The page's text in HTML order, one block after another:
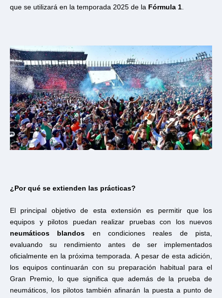
que se utilizará en la temporada 2025 de la Fórmula 1
¿Por qué se extienden las prácticas?
El principal objetivo de esta extensión es permitir que los
equipos y pilotos puedan realizar pruebas con los nuevos
neumáticos blandos en condiciones reales de pista,
evaluando su rendimiento antes de ser implementados
oficialmente en la próxima temporada. A pesar de esta adición,
los equipos continuarán con su preparación habitual para el
Gran Premio, lo que significa que además de la prueba de
neumáticos, los pilotos también afinarán la puesta a punto de